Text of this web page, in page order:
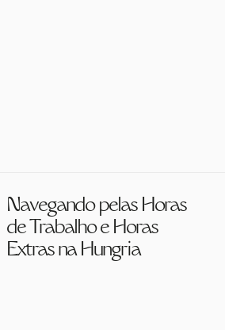
Navegando pelas Horas
de Trabalho e Horas
Extras na Hungria